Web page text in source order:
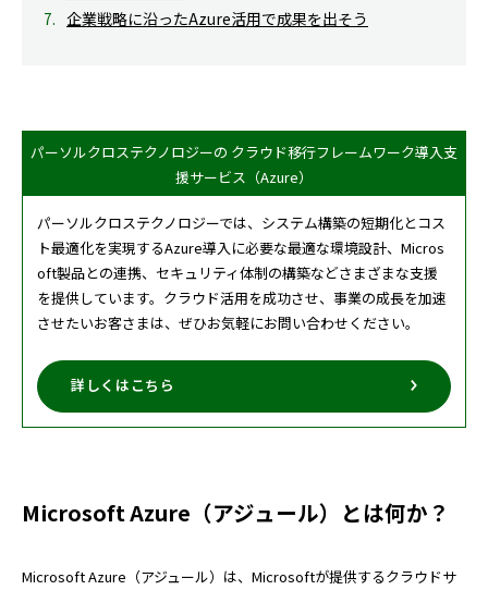
企業戦略に沿ったAzure活用で成果を出そう
パーソルクロステクノロジーの クラウド移行フレームワーク導入支
援サービス（Azure）
パーソルクロステクノロジーでは、システム構築の短期化とコス
ト最適化を実現するAzure導入に必要な最適な環境設計、Micros
oft製品との連携、セキュリティ体制の構築などさまざまな支援
を提供しています。クラウド活用を成功させ、事業の成長を加速
させたいお客さまは、ぜひお気軽にお問い合わせください。
詳しくはこちら
Microsoft Azure（アジュール）とは何か？
Microsoft Azure（アジュール）は、Microsoftが提供するクラウドサ